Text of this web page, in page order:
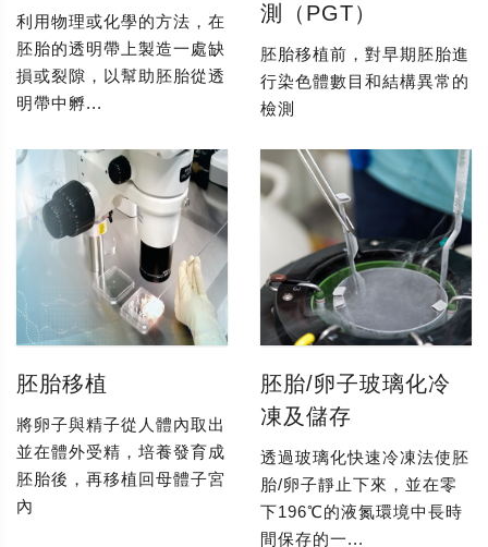
利用物理或化學的方法，在
胚胎的透明帶上製造一處缺
損或裂隙，以幫助胚胎從透
明帶中孵...
測（PGT）
胚胎移植前，對早期胚胎進
行染色體數目和結構異常的
檢測
胚胎移植
將卵子與精子從人體內取出
並在體外受精，培養發育成
胚胎後，再移植回母體子宮
內
胚胎/卵子玻璃化冷
凍及儲存
透過玻璃化快速冷凍法使胚
胎/卵子靜止下來，並在零
下196℃的液氮環境中長時
間保存的一...